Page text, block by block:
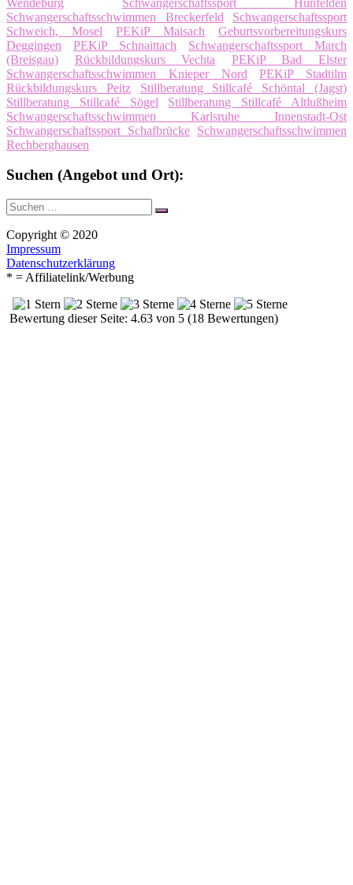
Schwangerschaftsschwimmen Breckerfeld
Schwangerschaftssport
Schweich, Mosel
PEKiP Maisach
Geburtsvorbereitungskurs
Deggingen
PEKiP Schnaittach
Schwangerschaftssport March
(Breisgau)
Rückbildungskurs Vechta
PEKiP Bad Elster
Schwangerschaftsschwimmen Knieper Nord
PEKiP Stadtilm
Rückbildungskurs Peitz
Stillberatung Stillcafé Schöntal (Jagst)
Stillberatung Stillcafé Sögel
Stillberatung Stillcafé Altlußheim
Schwangerschaftsschwimmen Karlsruhe Innenstadt-Ost
Schwangerschaftssport Schafbrücke Schwangerschaftsschwimmen
Rechberghausen
Suchen (Angebot und Ort):
Suche
nach:
Suchen
Copyright © 2020
Impressum
Datenschutzerklärung
* = Affiliatelink/Werbung
Bewertung dieser Seite: 4.63 von 5 (18 Bewertungen)